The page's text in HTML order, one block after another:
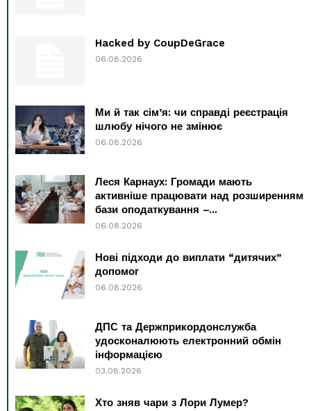
Hacked by CoupDeGrace
06.08.2026
Ми й так сім’я: чи справді реєстрація
шлюбу нічого не змінює
06.08.2026
Леся Карнаух: Громади мають
активніше працювати над розширенням
бази оподаткування –...
06.08.2026
Нові підходи до виплати “дитячих”
допомог
06.08.2026
ДПС та Держприкордонслужба
удосконалюють електронний обмін
інформацією
03.08.2026
Хто зняв чари з Лори Лумер?